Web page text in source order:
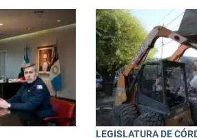
LEGISLATURA DE